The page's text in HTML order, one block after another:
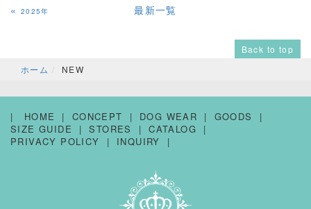
« 2025年 最新一覧
Back to top
ホーム
NEW
HOME CONCEPT DOG WEAR
GOODS
SIZE GUIDE
STORES
CATALOG
PRIVACY POLICY
INQUIRY